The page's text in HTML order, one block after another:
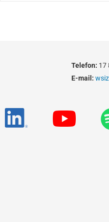
Telefon: 17
E-mail: